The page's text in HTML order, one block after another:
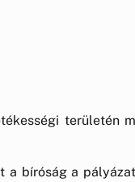
területén
a bíróság a